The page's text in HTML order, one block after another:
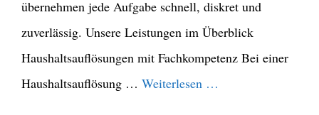
übernehmen jede Aufgabe schnell, diskret und
zuverlässig. Unsere Leistungen im Überblick
Haushaltsauflösungen mit Fachkompetenz Bei einer
Haushaltsauflösung … Weiterlesen …